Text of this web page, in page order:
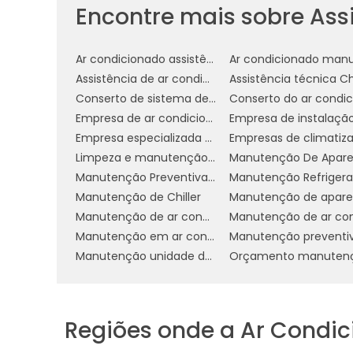
operacional, resultando em economia de
BENEFÍCIOS DE UMA
REGULAR
A manutenção preventiva regular de
conservação do equipamento. Um
operacionais. Ao realizar inspeções e
resolvidos antes de se tornarem
substituições caras.
Outro benefício significativo é a
operam com maior eficiência,
A manutenção preventiva também
regulares, o risco de falhas
Encontre mais sobre
Ar condicionado assistência técnica
Assistência de ar condicionado
Conserto de sistema de ar condicionado
Empresa de ar condicionado industrial
Empresa especializada em manutenção de ar condicionado
Limpeza e manutenção de ar condicionado
Manutenção Preventiva Em Refrigeração
Manutenção de Chiller
Manutenção de ar condicionado em cosmópolis
Manutenção em ar condicionado
Manutenção unidade de água gelada
Regiões onde a Ar